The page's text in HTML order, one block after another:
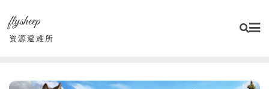
content
flysheep
资源避难所